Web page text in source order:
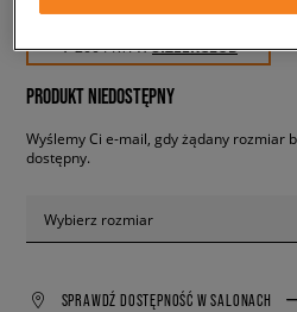
✛ 200 PKT. WSIZEERCLUB
PRODUKT NIEDOSTĘPNY
Wyślemy Ci e-mail, gdy żądany rozmiar
dostępny.
Wybierz rozmiar
SPRAWDŹ DOSTĘPNOŚĆ W SALONACH